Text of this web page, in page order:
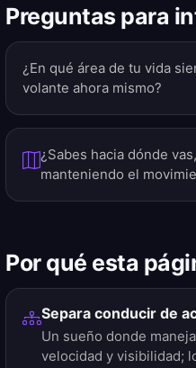
Preguntas para
¿En qué área de tu vida
volante ahora mismo?
¿Sabes hacia dónde
manteniendo el
Por qué esta
Separa conducir de
Un sueño donde
velocidad y visibilidad;